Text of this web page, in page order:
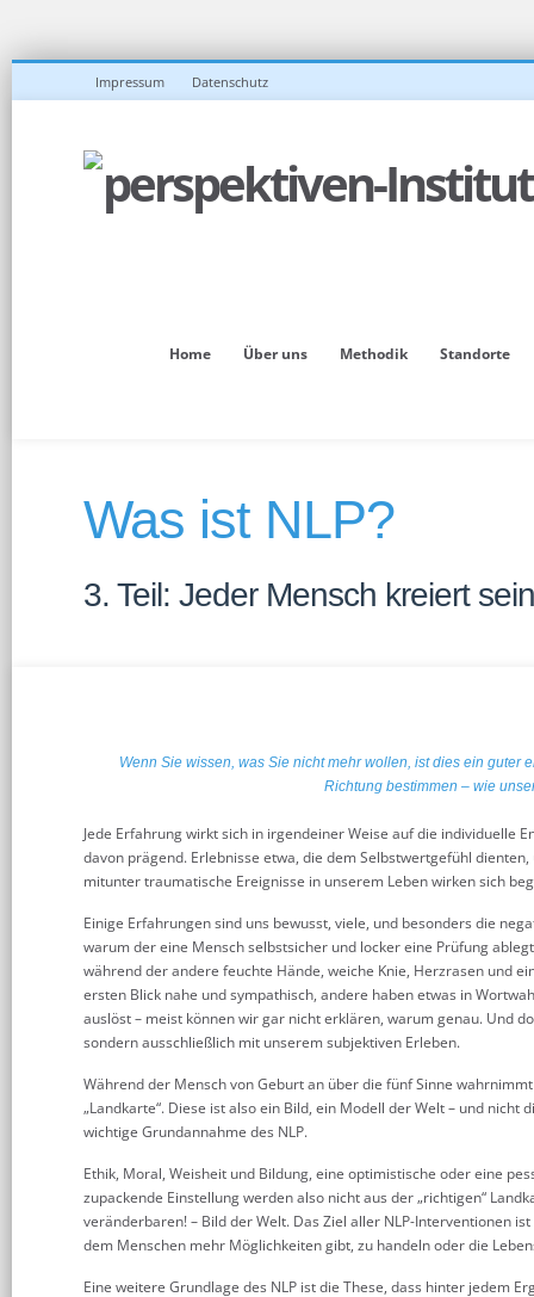
Impressum Datenschutz
Home Über uns Methodik Standorte
Was ist NLP?
3. Teil: Jeder Mensch kreiert
Wenn Sie wissen, was Sie nicht mehr wollen, ist dies ein guter
Richtung bestimmen – wie
Jede Erfahrung wirkt sich in irgendeiner Weise auf die individuelle
davon prägend. Erlebnisse etwa, die dem Selbstwertgefühl
mitunter traumatische Ereignisse in unserem Leben wirken sich
Einige Erfahrungen sind uns bewusst, viele, und besonders die
warum der eine Mensch selbstsicher und locker eine Prüfung
während der andere feuchte Hände, weiche Knie, Herzrasen und
ersten Blick nahe und sympathisch, andere haben etwas in
auslöst – meist können wir gar nicht erklären, warum genau. Und
sondern ausschließlich mit unserem subjektiven Erleben.
Während der Mensch von Geburt an über die fünf Sinne
„Landkarte“. Diese ist also ein Bild, ein Modell der Welt – und
wichtige Grundannahme des NLP.
Ethik, Moral, Weisheit und Bildung, eine optimistische oder eine
zupackende Einstellung werden also nicht aus der „richtigen“
veränderbaren! – Bild der Welt. Das Ziel aller NLP-Interventionen
dem Menschen mehr Möglichkeiten gibt, zu handeln oder die
Eine weitere Grundlage des NLP ist die These, dass hinter jedem